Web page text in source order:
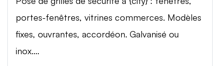
portes-fenêtres, vitrines commerces. Modèles
fixes, ouvrantes, accordéon. Galvanisé ou
inox....